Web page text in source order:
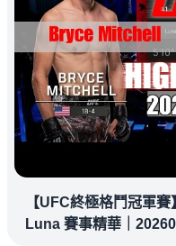
【UFC終極格鬥冠軍
Luna 賽事精華｜